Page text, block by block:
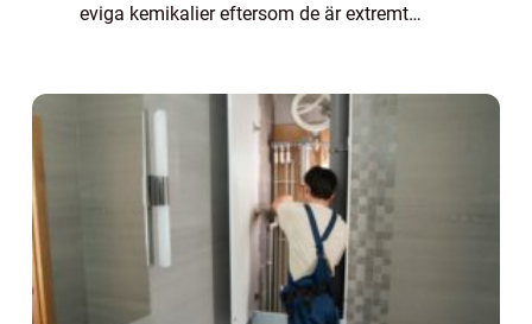
eviga kemikalier eftersom de är extremt